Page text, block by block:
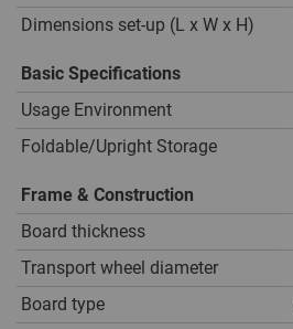
Dimensions set-up (L x W x H)
Basic Specifications
Usage Environment
Foldable/Upright Storage
Frame & Construction
Board thickness
Transport wheel diameter
Board type